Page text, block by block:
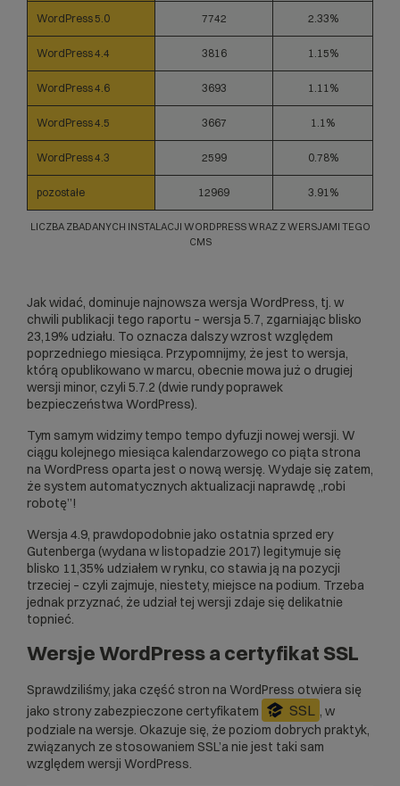
WordPress 5.0 7742 2.33%
WordPress 4.4 3816 1.15%
WordPress 4.6 3693 1.11%
WordPress 4.5 3667 1.1%
WordPress 4.3 2599 0.78%
pozostałe 12969 3.91%
LICZBA ZBADANYCH INSTALACJI WORDPRESS WRAZ Z WERSJAMI TEGO
CMS
Jak widać, dominuje najnowsza wersja WordPress, tj. w
chwili publikacji tego raportu – wersja 5.7, zgarniając blisko
23,19% udziału. To oznacza dalszy wzrost względem
poprzedniego miesiąca. Przypomnijmy, że jest to wersja,
którą opublikowano w marcu, obecnie mowa już o drugiej
wersji minor, czyli 5.7.2 (dwie rundy poprawek
bezpieczeństwa WordPress).
Tym samym widzimy tempo tempo dyfuzji nowej wersji. W
ciągu kolejnego miesiąca kalendarzowego co piąta strona
na WordPress oparta jest o nową wersję. Wydaje się zatem,
że system automatycznych aktualizacji naprawdę „robi
robotę”!
Wersja 4.9, prawdopodobnie jako ostatnia sprzed ery
Gutenberga (wydana w listopadzie 2017) legitymuje się
blisko 11,35% udziałem w rynku, co stawia ją na pozycji
trzeciej – czyli zajmuje, niestety, miejsce na podium. Trzeba
jednak przyznać, że udział tej wersji zdaje się delikatnie
topnieć.
Wersje WordPress a certyfikat SSL
Sprawdziliśmy, jaka część stron na WordPress otwiera się
jako strony zabezpieczone certyfikatem
SSL , w
podziale na wersje. Okazuje się, że poziom dobrych praktyk,
związanych ze stosowaniem SSL’a nie jest taki sam
względem wersji WordPress.